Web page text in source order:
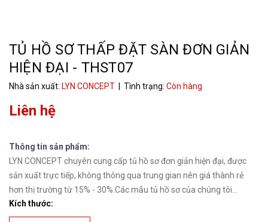
TỦ HỒ SƠ THẤP ĐẶT SÀN ĐƠN GIẢN
HIỆN ĐẠI - THST07
Nhà sản xuất: LYN CONCEPT | Tình trạng: Còn hàng
Liên hệ
Thông tin sản phẩm:
LYN CONCEPT chuyên cung cấp tủ hồ sơ đơn giản hiện đại, được
sản xuất trực tiếp, không thông qua trung gian nên giá thành rẻ
hơn thị trường từ 15% - 30%.Các mẫu tủ hồ sơ của chúng tôi...
Kích thước: